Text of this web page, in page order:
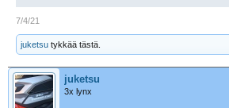
7/4/21
juketsu tykkää tästä.
juketsu
3x lynx